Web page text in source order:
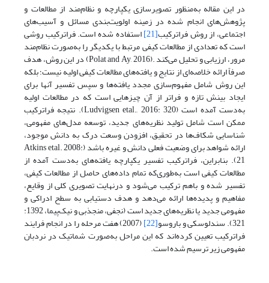
در این مقاله به‌منظور تصویرسازی یکپارچه و نظام‌‌مند از مطالعات و
پژوهش‌‌های انجام شده در زمینه اولویت‌‌بندی مسائل و آسیب‌های
اجتماعی، از روش فراترکیب[21] استفاده شده است. فراترکیب روشی
است که تعدادی از مطالعات کیفی مرتبط با یکدیگر را به‌صورت نظام‌‌مند
مرور، ارزیابی و تحلیل می‌‌کند .(Polat and Ay, 2016) در این روش، هدف
صرفاً ارائه خلاصه‌ای از نتایج و یافته‌های مطالعات کیفی اولیه نیست؛ بلکه
این روش شامل مفهوم‌سازی مجدد یافته‌ها و سپس تفسیر آنها برای
ایجاد بینش‌ تازه و فراتر از آن‌ چیزهایی است که در مطالعات اولیه
به‌دست آمده است (Ludvigsen etal., 2016: 320). نتیجه فراترکیب
ممکن است شامل تولید نظریه‌های جدید، توسعه مدل‌های مفهومی،
شناسایی شکاف‌ها در تحقیق، افزودن وسعت درک به دانش موجود،
ارائه شواهد برای وضعیت فعلی دانش و غیره باشد (Atkins etal. 2008:
21). بنابراین، فراترکیب تفسیر یکپارچه یافته‌‌های به‌دست آمده از
مطالعات کیفی است به‌طوری‌که تمام داده‌‌های حاصل از مطالعات کیفی،
تفسیر شده و باهم ترکیب می‌‌شود و درنهایت تصویری کلی از وقایع،
مفاهیم و پدیده‌‌ها ارائه می‌‌دهد و هدف دستیابی به سطح ادراکی و
مفهومی جدید یا نظریه‌‌های جدید است (نجفی، منجذبی و نیک‌پیما، 1392:
321). سندلوسکی و باروسو [22] (2007) هفت مرحله را در انجام فرایند
فراترکیب تعیین کرده‌‌اند که این مراحل به‌صورت شماتیک در نردبان
مفهومی زیر ترسیم شده است.